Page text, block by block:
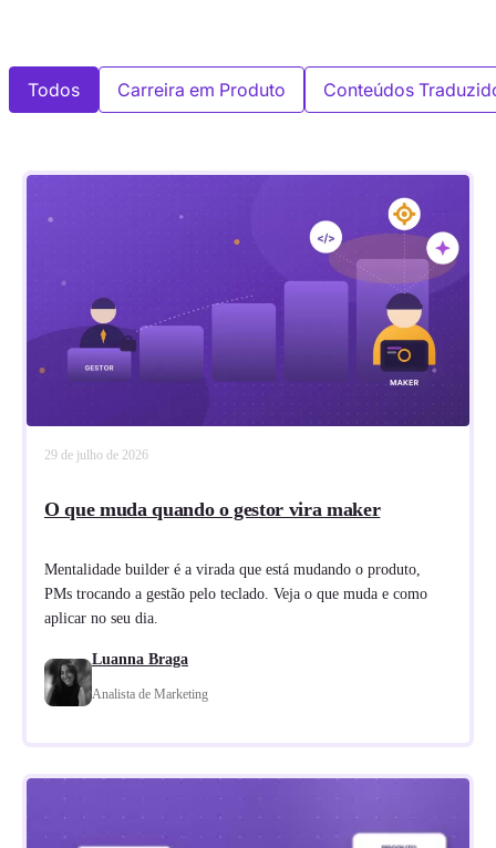
Todos Carreira em Produto Conteúdos
29 de julho de 2026
O que muda quando o gestor vira maker
Mentalidade builder é a virada que está mudando o produto,
PMs trocando a gestão pelo teclado. Veja o que muda e como
aplicar no seu dia.
Luanna Braga
Analista de Marketing